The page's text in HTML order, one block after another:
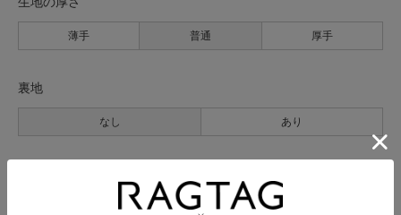
薄手 普通 厚手
裏地
なし あり
なし あり